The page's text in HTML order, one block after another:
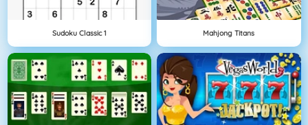
Sudoku Classic 1 Mahjong Titans